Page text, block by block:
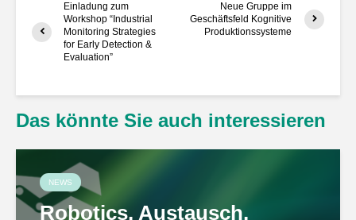
Einladung zum
Workshop “Industrial
Monitoring Strategies
for Early Detection &
Evaluation”
Neue Gruppe im
Geschäftsfeld Kognitive
Produktionssysteme
Das könnte Sie auch interessieren
NEWS
Robotics, Austausch,